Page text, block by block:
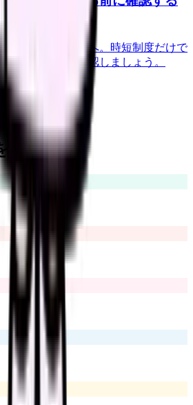
たい看護師さんへ。時短制度だけで
送迎時間まで確認しましょう。
探す